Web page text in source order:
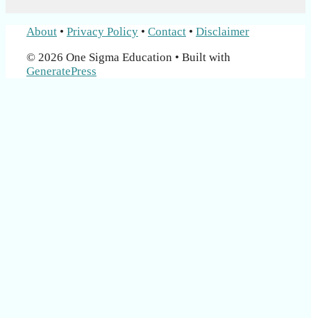
About • Privacy Policy • Contact • Disclaimer
© 2026 One Sigma Education • Built with
GeneratePress